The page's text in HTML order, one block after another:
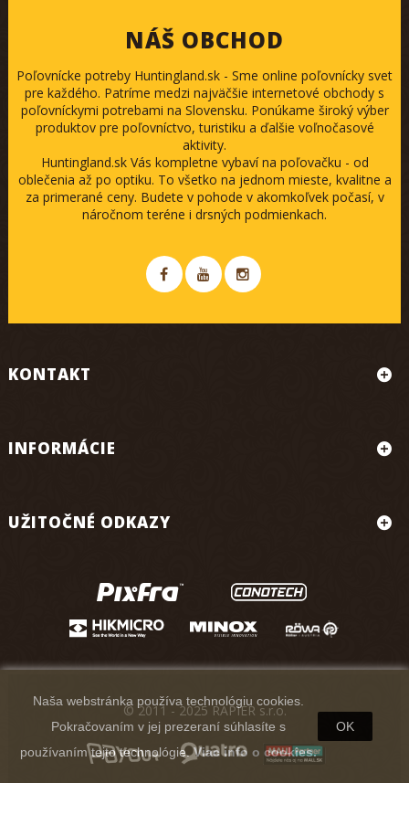
NÁŠ OBCHOD
Poľovnícke potreby Huntingland.sk - Sme online poľovnícky svet
pre každého. Patríme medzi najväčšie internetové obchody s
poľovníckymi potrebami na Slovensku. Ponúkame široký výber
produktov pre poľovníctvo, turistiku a ďalšie voľnočasové
aktivity.
Huntingland.sk Vás kompletne vybaví na poľovačku - od
oblečenia až po optiku. To všetko na jednom mieste, kvalitne a
za primerané ceny. Budete v pohode v akomkoľvek počasí, v
náročnom teréne i drsných podmienkach.
KONTAKT
INFORMÁCIE
UŽITOČNÉ ODKAZY
Naša webstránka používa technológiu cookies.
Pokračovaním v jej prezeraní súhlasíte s
používaním tejto technológie.Viac info o cookies.
OK
© 2011 - 2025 RAPIER s.r.o.